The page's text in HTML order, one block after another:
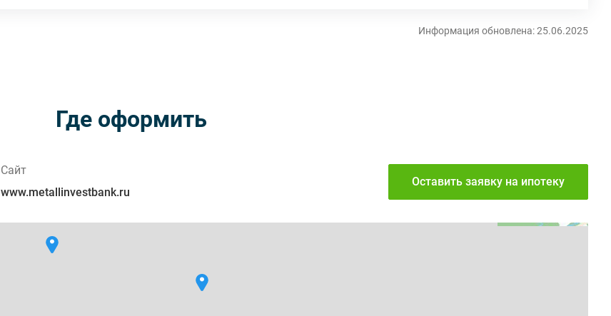
Информация обновлена: 25.06.2025
Где оформить
Сайт
www.metallinvestbank.ru
Оставить заявку на ипотеку